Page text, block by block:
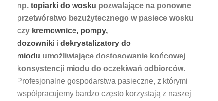
np. topiarki do wosku pozwalające na ponowne
przetwórstwo bezużytecznego w pasiece wosku
czy kremownice, pompy,
dozowniki i dekrystalizatory do
miodu umożliwiające dostosowanie końcowej
konsystencji miodu do oczekiwań odbiorców.
Profesjonalne gospodarstwa pasieczne, z którymi
współpracujemy bardzo często korzystają z naszej